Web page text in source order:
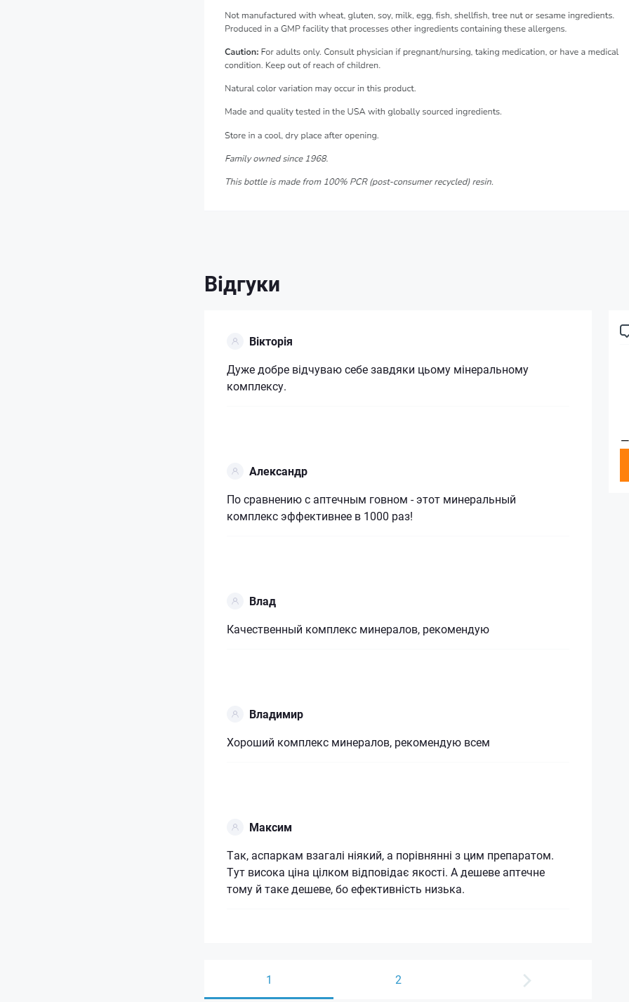
Відгуки
Вікторія
Дуже добре відчуваю себе завдяки цьому мінеральному
комплексу.
Александр
По сравнению с аптечным говном - этот минеральный
комплекс эффективнее в 1000 раз!
Влад
Качественный комплекс минералов, рекомендую
Владимир
Хороший комплекс минералов, рекомендую всем
Максим
Так, аспаркам взагалі ніякий, а порівнянні з цим препаратом.
Тут висока ціна цілком відповідає якості. А дешеве аптечне
тому й таке дешеве, бо ефективність низька.
1 2